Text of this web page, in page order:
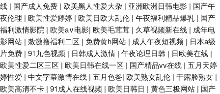
线 | 国产成人免费 | 欧美黑人性爱大杂 | 亚洲欧洲日韩电影 | 国产午
夜伦理 | 欧美性爱婷婷 | 欧美日欧大乱伦 | 午夜福利精品爆乳 | 国产
福利激情影院 | 欧美a∨电影| 欧美毛茸茸 | 久草视频新在线 | 成年电
影网站 | 敕激撸福利二区 | 免费黄h网站 | 成人午夜短视频 | 日本a级
片免费 | 91九色视频 | 日韩成人激情 | 午夜论理日韩 | 日欧美在线 |
欧美性爱二区三区 | 欧美日韩在线一区 | 国产精品vv在线 | 五月天婷
婷性爱 | 中文字幕激情在线 | 五月色爸| 欧美熟女乱伦 | 干露脸熟女 |
欧美高清不卡 | 91成人在线视频 | 欧美日韩日 | 黄色三极网站 | 国产